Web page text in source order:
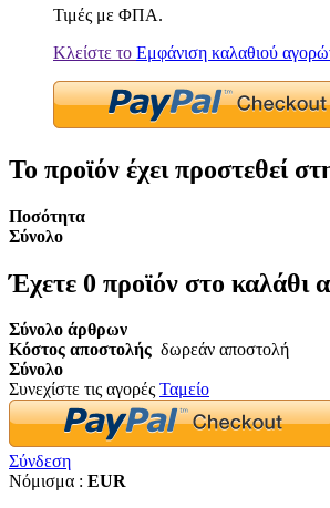
Τιμές με ΦΠΑ.
Κλείστε το Εμφάνιση καλαθιού
Το προϊόν έχει προστεθεί
Ποσότητα
Σύνολο
Έχετε 0 προϊόν στο καλάθι
Σύνολο άρθρων
Κόστος αποστολής δωρεάν αποστολή
Σύνολο
Συνεχίστε τις αγορές Ταμείο
Σύνδεση
Νόμισμα : EUR